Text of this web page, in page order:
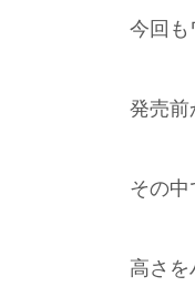
今回も
発売前
その中
高さ